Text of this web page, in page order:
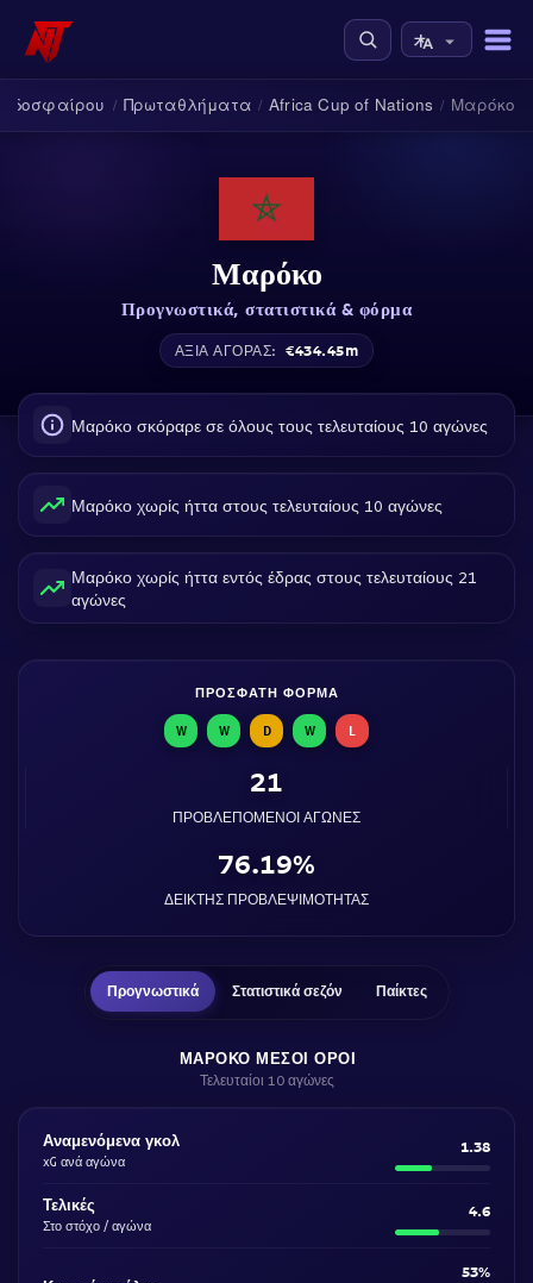
/ Πρωταθλήματα / Africa Cup of Nations / Μαρόκο
Μαρόκο
Προγνωστικά, στατιστικά & φόρμα
ΑΞΊΑ ΑΓΟΡΆΣ: €434.45m
Μαρόκο σκόραρε σε όλους τους τελευταίους 10 αγώνες
Μαρόκο χωρίς ήττα στους τελευταίους 10 αγώνες
Μαρόκο χωρίς ήττα εντός έδρας στους τελευταίους 21
αγώνες
ΠΡΌΣΦΑΤΗ ΦΌΡΜΑ
W W D W L
21
ΠΡΟΒΛΕΠΌΜΕΝΟΙ ΑΓΏΝΕΣ
76.19%
ΔΕΊΚΤΗΣ ΠΡΟΒΛΕΨΙΜΌΤΗΤΑΣ
Προγνωστικά Στατιστικά σεζόν Παίκτες
ΜΑΡΌΚΟ ΜΈΣΟΙ ΌΡΟΙ
Τελευταίοι 10 αγώνες
Αναμενόμενα γκολ
xG ανά αγώνα
1.38
Τελικές
Στο στόχο / αγώνα
4.6
53%